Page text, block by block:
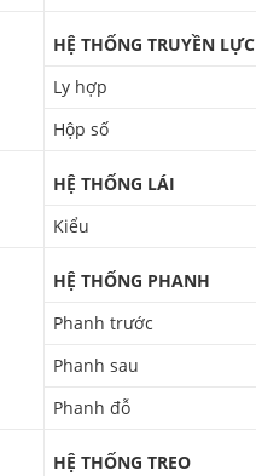
HỆ THỐNG TRUYỀN LỰC
Ly hợp
Hộp số
HỆ THỐNG LÁI
Kiểu
HỆ THỐNG PHANH
Phanh trước
Phanh sau
Phanh đỗ
HỆ THỐNG TREO